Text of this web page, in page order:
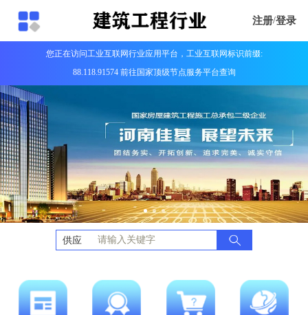
注册/登录
您正在访问工业互联网行业应用平台，工业互联网标识前缀:
88.118.91574 前往国家顶级节点服务平台查询
供应